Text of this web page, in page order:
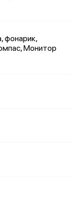
фонарик,
Монитор